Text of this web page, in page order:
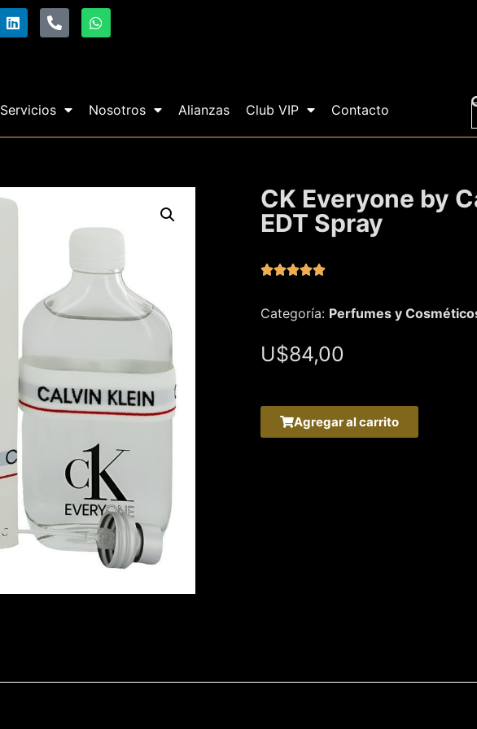
Servicios Nosotros Alianzas Club VIP Contacto
CK Everyone by
EDT Spray

Categoría: Perfumes y
U$84,00
Agregar al carrito